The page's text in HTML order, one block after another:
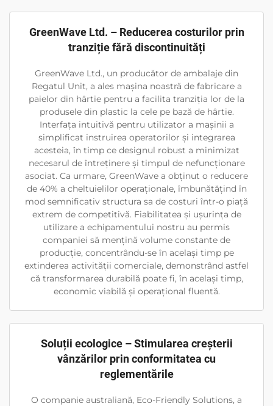
GreenWave Ltd. – Reducerea costurilor prin
tranziție fără discontinuități
GreenWave Ltd., un producător de ambalaje din
Regatul Unit, a ales mașina noastră de fabricare a
paielor din hârtie pentru a facilita tranziția lor de la
produsele din plastic la cele pe bază de hârtie.
Interfața intuitivă pentru utilizator a mașinii a
simplificat instruirea operatorilor și integrarea
acesteia, în timp ce designul robust a minimizat
necesarul de întreținere și timpul de nefuncționare
asociat. Ca urmare, GreenWave a obținut o reducere
de 40% a cheltuielilor operaționale, îmbunătățind în
mod semnificativ structura sa de costuri într-o piață
extrem de competitivă. Fiabilitatea și ușurința de
utilizare a echipamentului nostru au permis
companiei să mențină volume constante de
producție, concentrându-se în același timp pe
extinderea activității comerciale, demonstrând astfel
că transformarea durabilă poate fi, în același timp,
economic viabilă și operațional fluentă.
Soluții ecologice – Stimularea creșterii
vânzărilor prin conformitatea cu
reglementările
O companie australiană, Eco-Friendly Solutions, a